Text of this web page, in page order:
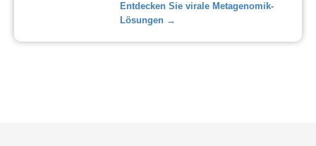
Entdecken Sie virale Metagenomik-
Lösungen →